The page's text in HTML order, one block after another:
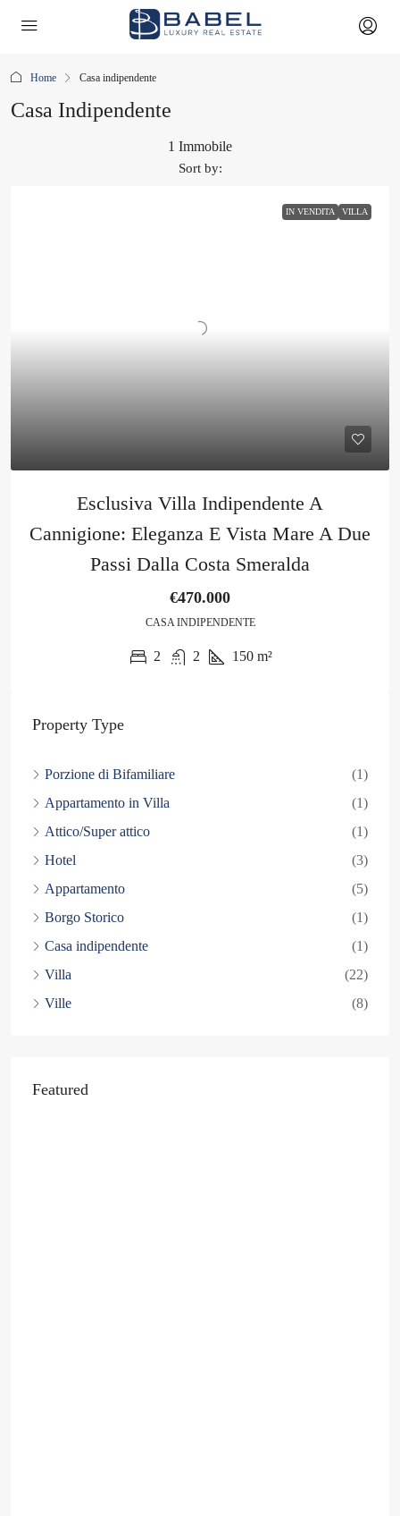
Home Casa indipendente
Casa Indipendente
1 Immobile
Sort by:
IN VENDITA VILLA
Esclusiva Villa Indipendente A
Cannigione: Eleganza E Vista Mare A Due
Passi Dalla Costa Smeralda
€470.000
CASA INDIPENDENTE
2 2 150 m²
Property Type
Porzione di Bifamiliare
(1)
Appartamento in Villa
(1)
Attico/Super attico
(1)
Hotel
(3)
Appartamento
(5)
Borgo Storico
(1)
Casa indipendente
(1)
Villa
(22)
Ville
(8)
Featured